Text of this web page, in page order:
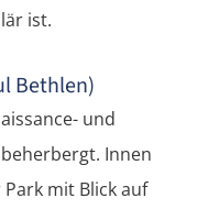
ist.
Bethlen)
und
Innen
mit Blick auf